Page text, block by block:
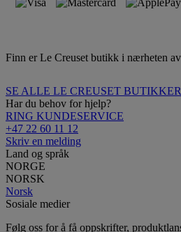
Finn er Le Creuset butikk i nærheten
SE ALLE LE CREUSET BUTIKKER
Har du behov for hjelp?
RING KUNDESERVICE
+47 22 60 11 12
Skriv en melding
Land og språk
NORGE
NORSK
Norsk
Sosiale medier
Følg oss for å få oppskrifter,